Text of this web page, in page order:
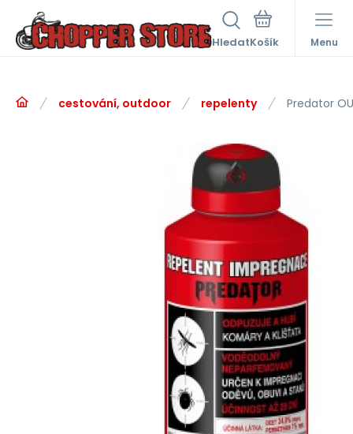
Hledat Menu
cestování, outdoor repelenty Predator